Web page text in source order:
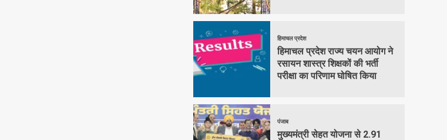
हिमाचल प्रदेश
हिमाचल प्रदेश राज्य चयन आयोग ने
रसायन शास्त्र शिक्षकों की भर्ती
परीक्षा का परिणाम घोषित किया
पंजाब
मुख्यमंत्री सेहत योजना से 2.91